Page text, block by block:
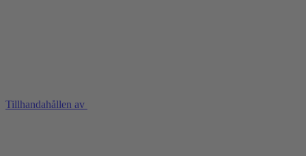
Tillhandahållen av